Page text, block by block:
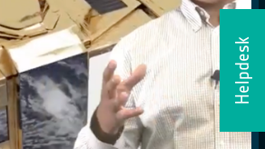
Helpdesk